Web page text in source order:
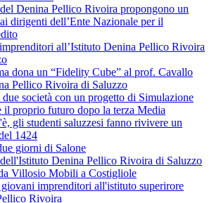
Denina Pellico Rivoira propongono un
dirigenti dell’Ente Nazionale per il
all’Istituto Denina Pellico Rivoira
dona un “Fidelity Cube” al prof. Cavallo
Pellico Rivoira di Saluzzo
società con un progetto di Simulazione
il proprio futuro dopo la terza Media
gli studenti saluzzesi fanno rivivere un
1424
giorni di Salone
Denina Pellico Rivoira di Saluzzo
Villosio Mobili a Costigliole
giovani imprenditori all'istituto superirore
Rivoira